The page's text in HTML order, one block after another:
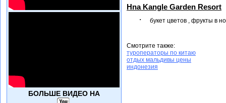
Hna Kangle Garden Resort
· букет цветов , фрукты в
Смотрите также:
туроператоры по китаю
отдых мальдивы цены
индонезия
БОЛЬШЕ ВИДЕО НА